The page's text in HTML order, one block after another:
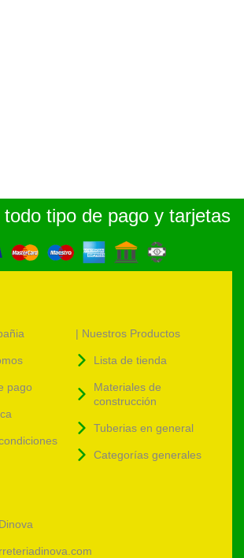
tipo de pago y tarjetas
pago
| Nuestros Productos
Lista de tienda
Materiales de
construcción
Tuberias en general
Categorías generales